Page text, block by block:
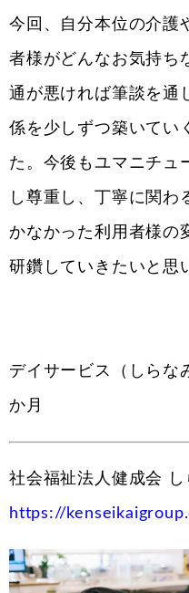
今回、自分本位の介護
者様がどんなお気持ち
通が悪ければ筆談を通
係を少しずつ築いてい
た。今後もユマニチュ
し尊重し、丁寧に関わ
かなかった利用者様の
研鑽していきたいと思
デイサービス（しら
か月
社会福祉法人健成会 し
https://